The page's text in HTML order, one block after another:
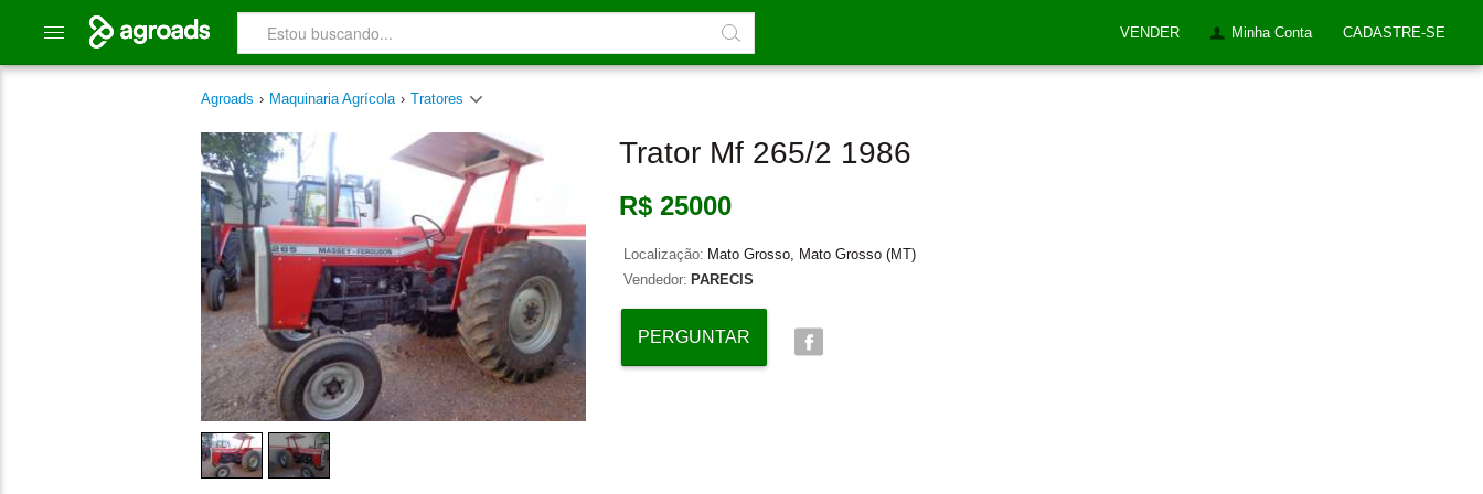
VENDER Minha Conta CADASTRE-SE
Agroads › Maquinaria Agrícola › Tratores
Trator Mf 265/2 1986
R$ 25000
Localização: Mato Grosso, Mato Grosso (MT)
Vendedor: PARECIS
PERGUNTAR